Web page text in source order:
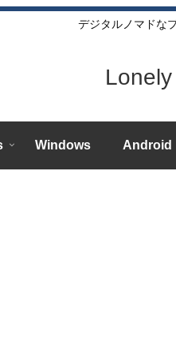
デジタルノマドな
Windows Android